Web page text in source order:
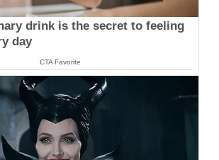
drink is the secret to feeling
day
CTA Favorite